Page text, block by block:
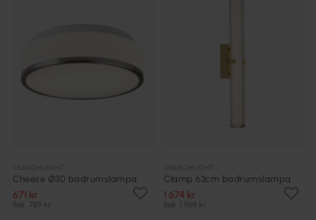
Cheese Ø30 badrumslampa
671 kr
Rek. 789 kr
Clamp 63cm badrumslampa
1 674 kr
Rek. 1 969 kr